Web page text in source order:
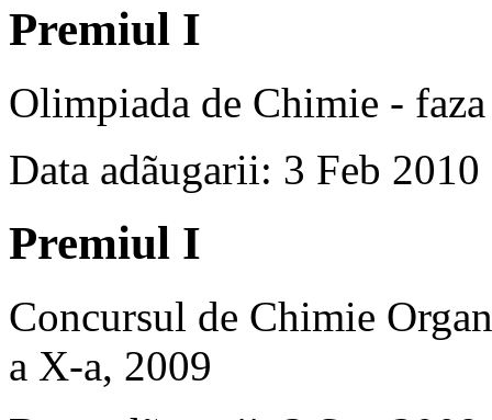
Premiul I
Olimpiada de Chimie -
Data adãugarii: 3 Feb 2010
Premiul I
Concursul de Chimie
a X-a, 2009